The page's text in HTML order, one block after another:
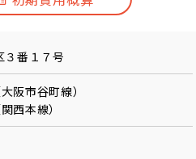
３番１７号
阪市谷町線）
西本線）